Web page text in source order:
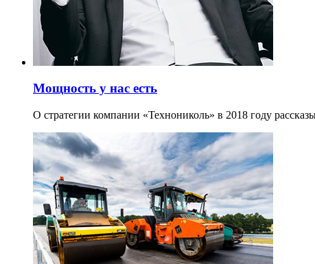
Мощность у нас есть
О стратегии компании «Технониколь» в 2018 году